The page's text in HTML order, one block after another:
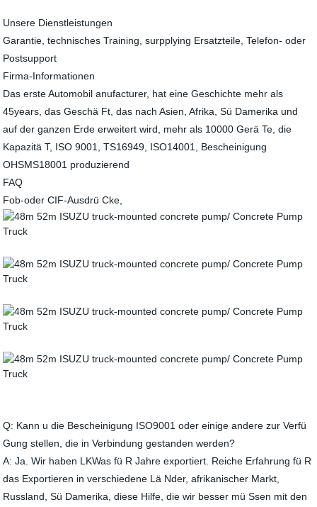
Unsere Dienstleistungen
Garantie, technisches Training, surpplying Ersatzteile, Telefon- oder
Postsupport
Firma-Informationen
Das erste Automobil anufacturer, hat eine Geschichte mehr als
45years, das Geschä Ft, das nach Asien, Afrika, Sü Damerika und
auf der ganzen Erde erweitert wird, mehr als 10000 Gerä Te, die
Kapazitä T, ISO 9001, TS16949, ISO14001, Bescheinigung
OHSMS18001 produzierend
FAQ
Fob-oder CIF-Ausdrü Cke,
Q: Kann u die Bescheinigung ISO9001 oder einige andere zur Verfü
Gung stellen, die in Verbindung gestanden werden?
A: Ja. Wir haben LKWas fü R Jahre exportiert. Reiche Erfahrung fü R
das Exportieren in verschiedene Lä Nder, afrikanischer Markt,
Russland, Sü Damerika, diese Hilfe, die wir besser mü Ssen mit den